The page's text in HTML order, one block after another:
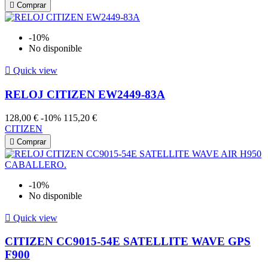
 Comprar
-10%
No disponible
 Quick view
RELOJ CITIZEN EW2449-83A
128,00 € -10% 115,20 €
CITIZEN
 Comprar
-10%
No disponible
 Quick view
CITIZEN CC9015-54E SATELLITE WAVE GPS
F900